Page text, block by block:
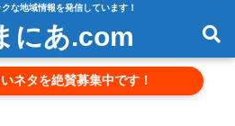
な地域情報を発信しています！
にあ.com
ネタを絶賛募集中です！